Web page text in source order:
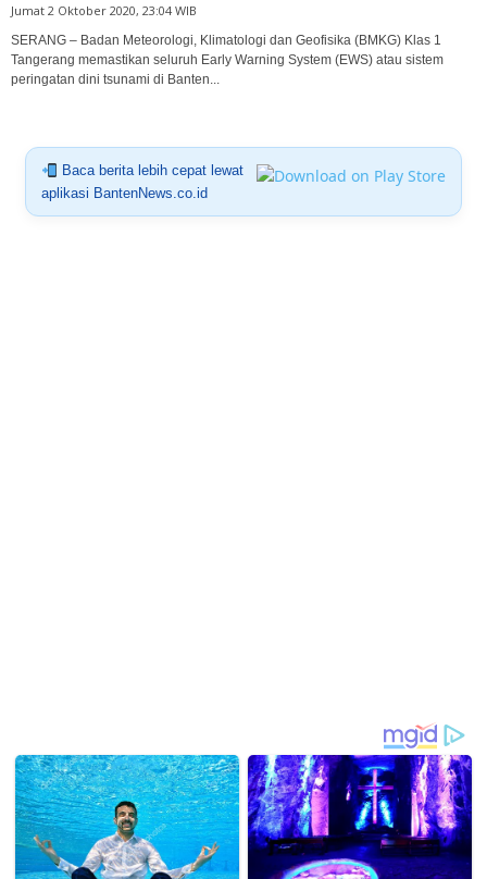
Jumat 2 Oktober 2020, 23:04 WIB
SERANG – Badan Meteorologi, Klimatologi dan Geofisika (BMKG) Klas 1
Tangerang memastikan seluruh Early Warning System (EWS) atau sistem
peringatan dini tsunami di Banten...
Baca berita lebih cepat lewat
aplikasi BantenNews.co.id